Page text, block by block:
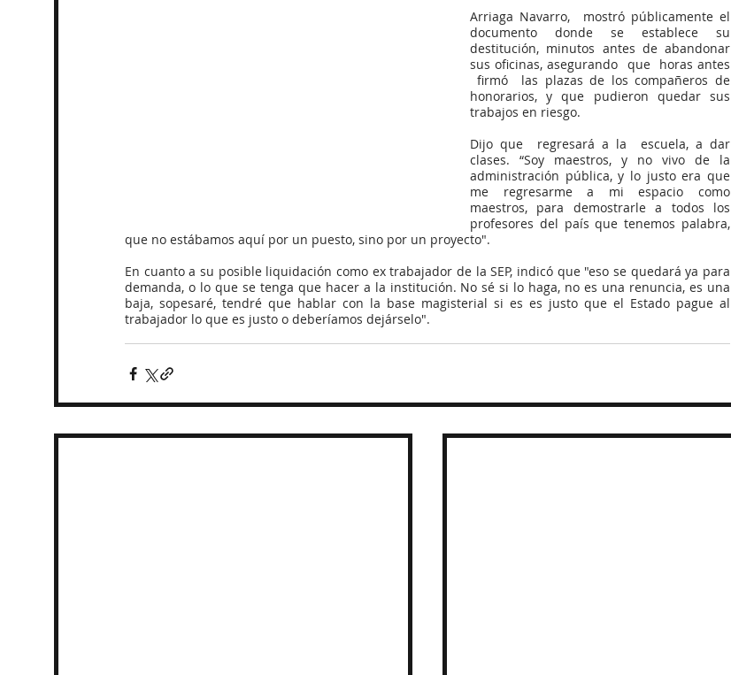
Arriaga Navarro,  mostró públicamente el
documento donde se establece su
destitución, minutos antes de abandonar
sus oficinas, asegurando  que  horas antes
firmó  las plazas de los compañeros de
honorarios, y que pudieron quedar sus
trabajos en riesgo.
Dijo que  regresará a la  escuela, a dar
clases. “Soy maestros, y no vivo de la
administración pública, y lo justo era que
me regresarme a mi espacio como
maestros, para demostrarle a todos los
profesores del país que tenemos palabra,
que no estábamos aquí por un puesto, sino por un proyecto".
En cuanto a su posible liquidación como ex trabajador de la SEP, indicó que "eso se quedará ya para
demanda, o lo que se tenga que hacer a la institución. No sé si lo haga, no es una renuncia, es una
baja, sopesaré, tendré que hablar con la base magisterial si es es justo que el Estado pague al
trabajador lo que es justo o deberíamos dejárselo".